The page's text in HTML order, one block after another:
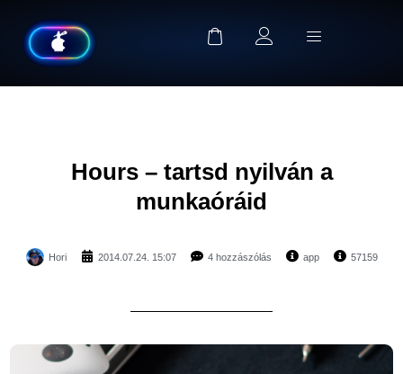
Hours – tartsd nyilván a
munkaóráid
Hori 2014.07.24. 15:07 4 hozzászólás app 57159